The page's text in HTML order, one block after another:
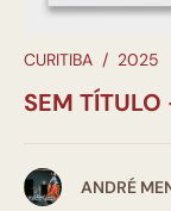
CURITIBA / 2025
SEM TÍTULO
ANDRÉ